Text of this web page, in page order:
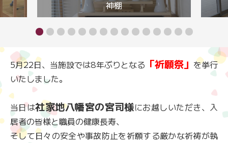
神棚
5月22日、当施設では8年ぶりとなる 「祈願祭」 を挙行
いたしました。
当日は社家地八幡宮の宮司様にお越しいただき、入
居者の皆様と職員の健康長寿、
そして日々の安全や事故防止を祈願する厳かな祈祷が執